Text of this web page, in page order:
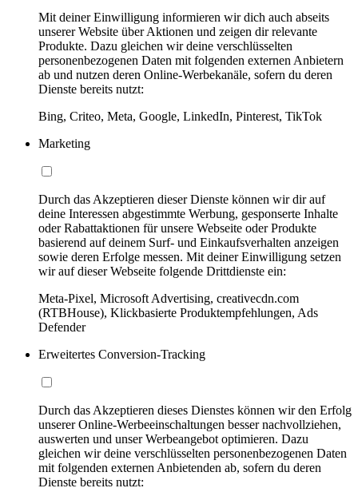
Mit deiner Einwilligung informieren wir dich auch abseits
unserer Website über Aktionen und zeigen dir relevante
Produkte. Dazu gleichen wir deine verschlüsselten
personenbezogenen Daten mit folgenden externen Anbietern
ab und nutzen deren Online-Werbekanäle, sofern du deren
Dienste bereits nutzt:
Bing, Criteo, Meta, Google, LinkedIn, Pinterest, TikTok
Marketing
Durch das Akzeptieren dieser Dienste können wir dir auf
deine Interessen abgestimmte Werbung, gesponserte Inhalte
oder Rabattaktionen für unsere Webseite oder Produkte
basierend auf deinem Surf- und Einkaufsverhalten anzeigen
sowie deren Erfolge messen. Mit deiner Einwilligung setzen
wir auf dieser Webseite folgende Drittdienste ein:
Meta-Pixel, Microsoft Advertising, creativecdn.com
(RTBHouse), Klickbasierte Produktempfehlungen, Ads
Defender
Erweitertes Conversion-Tracking
Durch das Akzeptieren dieses Dienstes können wir den Erfolg
unserer Online-Werbeeinschaltungen besser nachvollziehen,
auswerten und unser Werbeangebot optimieren. Dazu
gleichen wir deine verschlüsselten personenbezogenen Daten
mit folgenden externen Anbietenden ab, sofern du deren
Dienste bereits nutzt: